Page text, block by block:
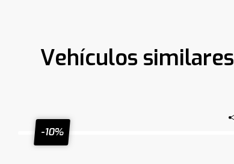
Vehículos similares
-10%